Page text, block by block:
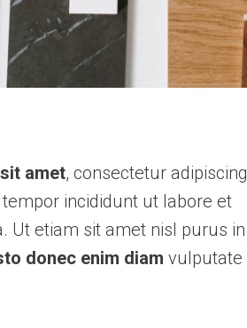
amet, consectetur adipiscing
incididunt ut labore et
Ut etiam sit amet nisl purus in
donec enim diam vulputate